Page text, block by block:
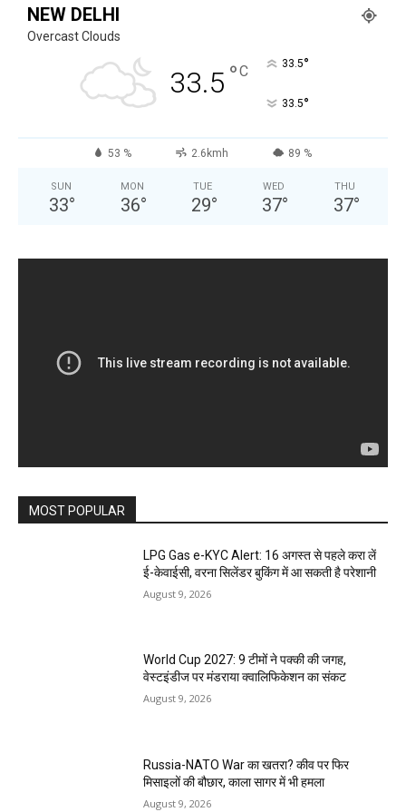
NEW DELHI
Overcast Clouds
33.5 °C 33.5°
33.5°
53 % 2.6kmh 89 %
SUN
33°
MON
36°
TUE
29°
WED
37°
THU
37°
MOST POPULAR
LPG Gas e-KYC Alert: 16 अगस्त से पहले करा लें
ई-केवाईसी, वरना सिलेंडर बुकिंग में आ सकती है परेशानी
August 9, 2026
World Cup 2027: 9 टीमों ने पक्की की जगह,
वेस्टइंडीज पर मंडराया क्वालिफिकेशन का संकट
August 9, 2026
Russia-NATO War का खतरा? कीव पर फिर
मिसाइलों की बौछार, काला सागर में भी हमला
August 9, 2026